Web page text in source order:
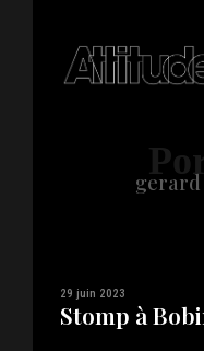
29 juin 2023
Stomp à